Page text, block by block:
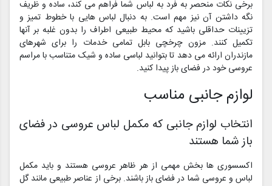
برخی نکات منحصر به فرد به لباس شما فراهم می کند، ساده و ظریف
نگه داشتن آن نیز مهم است. به دنبال لباس هایی با خطوط تمیز و
تزیینات حداقلی باشید که محیط طبیعی اطراف را بدون غلبه بر آنها
تکمیل کنند. مزون چرخچی بابل تمامی خدمات را برای شهرهای
مازندران ارائه می دهد تا بتوانید لباسی ساده و شیک متناسب با مراسم
عروسی خود در فضای باز پیدا کنید.
لوازم جانبی مناسب
انتخاب لوازم جانبی که مکمل لباس عروسی در فضای
باز شما هستند
اکسسوری ها بخش مهمی از هر ظاهر عروسی هستند و باید مکمل
لباس و عروسی شما در فضای باز باشند. برخی از عناصر طبیعی مانند گل